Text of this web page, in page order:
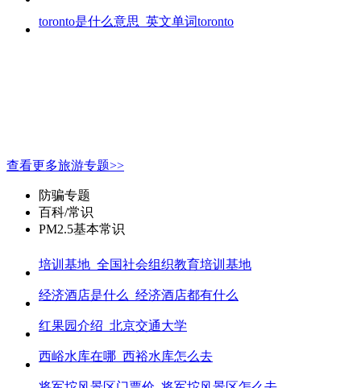
toronto是什么意思_英文单词toronto
查看更多旅游专题>>
防骗专题
百科/常识
PM2.5基本常识
培训基地_全国社会组织教育培训基地
经济酒店是什么_经济酒店都有什么
红果园介绍_北京交通大学
西峪水库在哪_西裕水库怎么去